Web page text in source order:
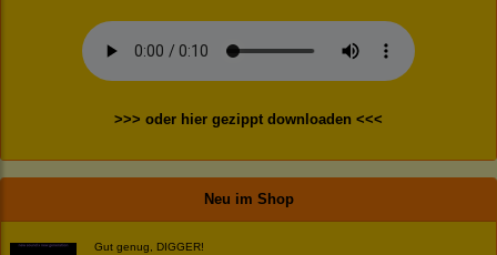
>>> oder hier gezippt downloaden <<<
Neu im Shop
Gut genug, DIGGER!